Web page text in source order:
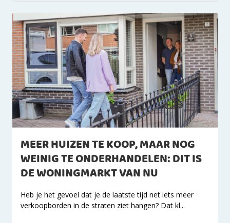
MEER HUIZEN TE KOOP, MAAR NOG
WEINIG TE ONDERHANDELEN: DIT IS
DE WONINGMARKT VAN NU
Heb je het gevoel dat je de laatste tijd net iets meer
verkoopborden in de straten ziet hangen? Dat kl...